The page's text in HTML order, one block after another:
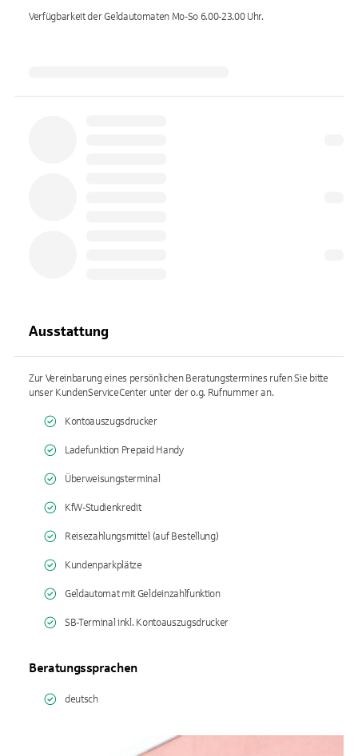
Verfügbarkeit der Geldautomaten Mo-So 6.00-23.00Uhr.
Ausstattung
Zur Vereinbarung eines persönlichen Beratungstermines rufen Sie bitte
unser KundenServiceCenter unter der o.g. Rufnummer an.
Kontoauszugsdrucker
Ladefunktion Prepaid Handy
Überweisungsterminal
KfW-Studienkredit
Reisezahlungsmittel (auf Bestellung)
Kundenparkplätze
Geldautomat mit Geldeinzahlfunktion
SB-Terminal inkl. Kontoauszugsdrucker
Beratungssprachen
deutsch